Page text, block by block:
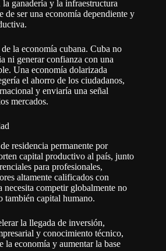
ganadería y la infraestructura
de ser una economía dependiente y
la economía cubana. Cuba no
ni generar confianza con una
Una economía dolarizada
el ahorro de los ciudadanos,
y enviaría una señal
mercados.
residencia permanente por
capital productivo al país, junto
para profesionales,
altamente calificados con
necesita competir globalmente no
también capital humano.
la llegada de inversión,
y conocimiento técnico,
la economía y aumentar la base